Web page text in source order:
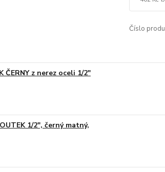
Číslo
ČERNY z nerez oceli 1/2"
1/2", černý matný,